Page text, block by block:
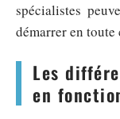
spécialistes
démarrer en toute
Les
en